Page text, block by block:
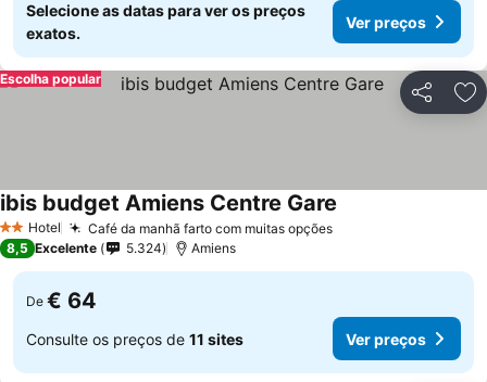
Selecione as datas para ver os preços
exatos.
Ver preços
Partilhar
Escolha popular
2 Estrelas
Hotel Café da manhã farto com muitas opções
ibis budget Amiens Centre Gare
8,5 Excelente 5.324 Amiens
De € 64
Consulte os preços de 11 sites Ver preços